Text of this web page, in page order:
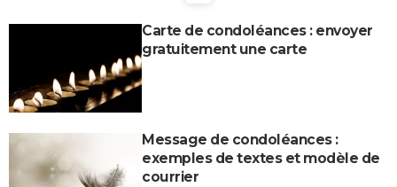
Carte de condoléances : envoyer
gratuitement une carte
Message de condoléances :
exemples de textes et modèle de
courrier